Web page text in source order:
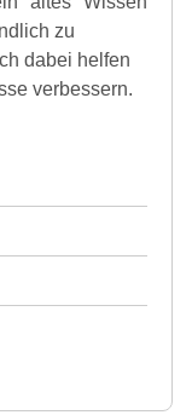
zu
dabei helfen
verbessern.